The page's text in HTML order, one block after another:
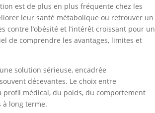
est de plus en plus fréquente chez les
leur santé métabolique ou retrouver un
contre l’obésité et l’intérêt croissant pour un
de comprendre les avantages, limites et
solution sérieuse, encadrée
décevantes. Le choix entre
médical, du poids, du comportement
à long terme.